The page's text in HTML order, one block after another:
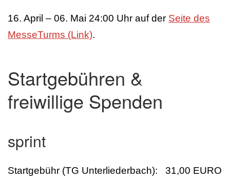
16. April – 06. Mai 24:00 Uhr auf der Seite des
MesseTurms (Link).
Startgebühren &
freiwillige Spenden
sprint
Startgebühr (TG Unterliederbach): 31,00 EURO